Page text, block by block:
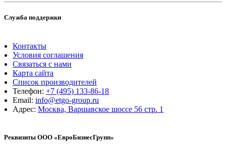
Служба поддержки
Контакты
Условия соглашения
Связаться с нами
Карта сайта
Список производителей
Телефон: +7 (495) 133-86-18
Email: info@etgo-group.ru
Адрес: Москва, Варшавское шоссе 56 стр. 1
Реквизиты ООО «ЕвроБизнесГрупп»